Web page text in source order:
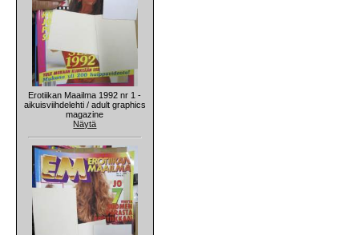
Erotiikan Maailma 1992 nr 1 -
aikuisviihdelehti / adult graphics
magazine
Näytä